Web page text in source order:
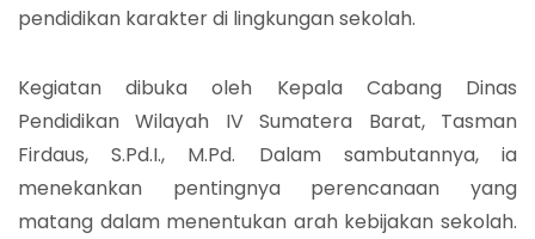
pendidikan karakter di lingkungan sekolah.
Kegiatan dibuka oleh Kepala Cabang Dinas
Pendidikan Wilayah IV Sumatera Barat, Tasman
Firdaus, S.Pd.I., M.Pd. Dalam sambutannya, ia
menekankan pentingnya perencanaan yang
matang dalam menentukan arah kebijakan sekolah.